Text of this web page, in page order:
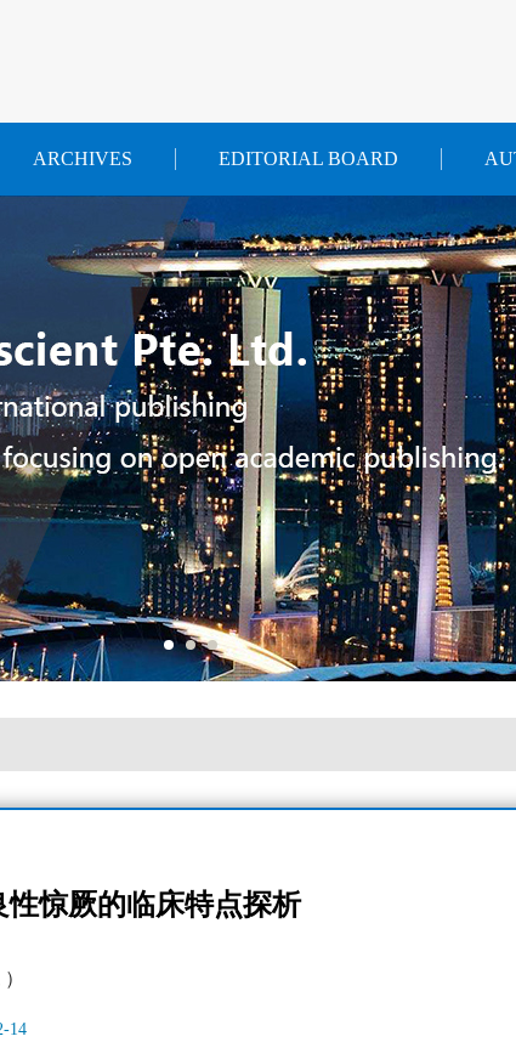
ARCHIVES EDITORIAL BOARD
惊厥的临床特点探析
14